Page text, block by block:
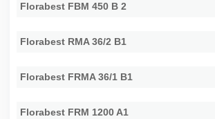
Florabest FBM 450 B 2
Florabest RMA 36/2 B1
Florabest FRMA 36/1 B1
Florabest FRM 1200 A1